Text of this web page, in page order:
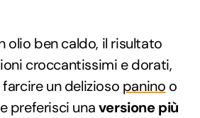
olio ben caldo, il risultato
croccantissimi e dorati,
un delizioso panino o
preferisci unaversione più